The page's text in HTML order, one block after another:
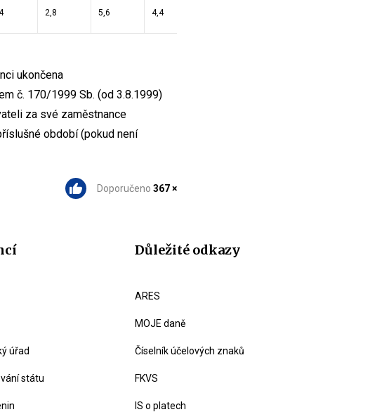
2,8 5,6 4,4
ukončena
č. 170/1999 Sb. (od 3.8.1999)
za své zaměstnance
období (pokud není
Doporučeno 367 ×
úřad
státu
Důležité odkazy
ARES
MOJE daně
Číselník účelových znaků
FKVS
IS o platech